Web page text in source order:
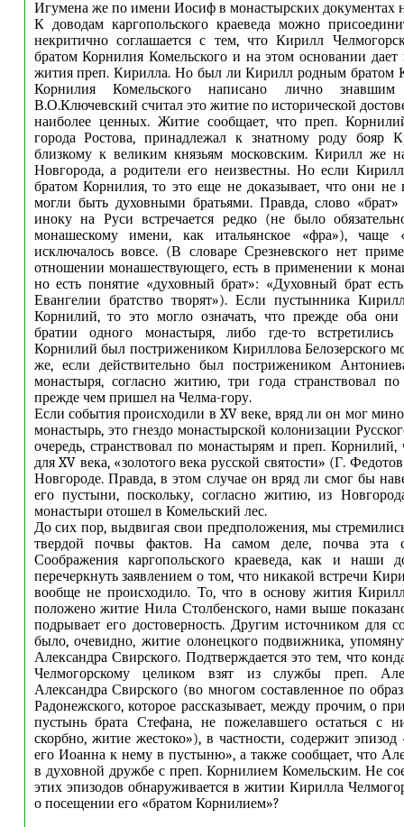
Игумена же по имени Иосиф в монастырских документах
К доводам каргопольского краеведа можно
некритично соглашается с тем, что Кирилл
братом Корнилия Комельского и на этом основании
жития преп. Кирилла. Но был ли Кирилл родным братом
Корнилия Комельского написано лично
В.О.Ключевский считал это житие по исторической
наиболее ценных. Житие сообщает, что преп.
города Ростова, принадлежал к знатному роду бояр
близкому к великим князьям московским. Кирилл же
Новгорода, а родители его неизвестны. Но если
братом Корнилия, то это еще не доказывает, что они не
могли быть духовными братьями. Правда, слово
иноку на Руси встречается редко (не было
монашескому имени, как итальянское «фра»), чаще
исключалось вовсе. (В словаре Срезневского нет
отношении монашествующего, есть в применении к
но есть понятие «духовный брат»: «Духовный брат
Евангелии братство творят»). Если пустынника
Корнилий, то это могло означать, что прежде оба
братии одного монастыря, либо где-то
Корнилий был пострижеником Кириллова Белозерского
же, если действительно был пострижеником
монастыря, согласно житию, три года странствовал
прежде чем пришел на Челма-гору.
Если события происходили в XV веке, вряд ли он мог
монастырь, это гнездо монастырской колонизации
очередь, странствовал по монастырям и преп.
для XV века, «золотого века русской святости» (Г.
Новгороде. Правда, в этом случае он вряд ли смог бы
его пустыни, поскольку, согласно житию, из
монастыри отошел в Комельский лес.
До сих пор, выдвигая свои предположения, мы
твердой почвы фактов. На самом деле, почва эта
Соображения каргопольского краеведа, как и наши
перечеркнуть заявлением о том, что никакой встречи
вообще не происходило. То, что в основу жития
положено житие Нила Столбенского, нами выше
подрывает его достоверность. Другим источником для
было, очевидно, житие олонецкого подвижника,
Александра Свирского. Подтверждается это тем, что
Челмогорскому целиком взят из службы преп.
Александра Свирского (во многом составленное по
Радонежского, которое рассказывает, между прочим, о
пустынь брата Стефана, не пожелавшего остаться с
скорбно, житие жестоко»), в частности, содержит эпизод
его Иоанна к нему в пустыню», а также сообщает, что
в духовной дружбе с преп. Корнилием Комельским. Не
этих эпизодов обнаруживается в житии Кирилла
о посещении его «братом Корнилием»?